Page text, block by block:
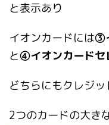
と表示あり
イオンカードには③
と④イオンカードセ
どちらにもクレジッ
2つのカードの大き